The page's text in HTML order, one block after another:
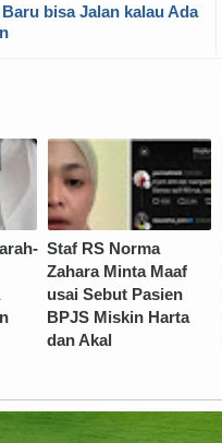
bisa Jalan kalau Ada
Staf RS Norma
Zahara Minta Maaf
usai Sebut Pasien
BPJS Miskin Harta
dan Akal